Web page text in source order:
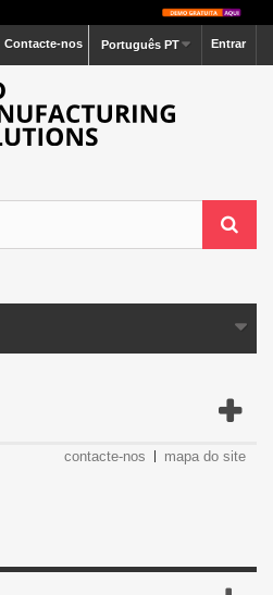
Entrar
Português PT
Contacte-nos
contacte-nos mapa do site